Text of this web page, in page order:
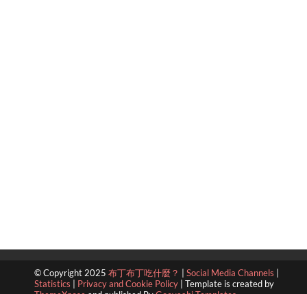
© Copyright 2025 布丁布丁吃什麼？ | Social Media Channels |
Statistics | Privacy and Cookie Policy | Template is created by